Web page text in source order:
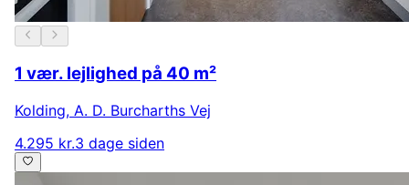
1 vær. lejlighed på 40 m²
Kolding, A. D. Burcharths Vej
4.295 kr.3 dage siden